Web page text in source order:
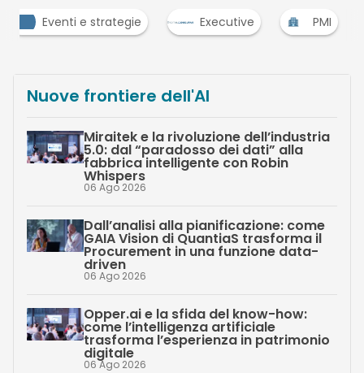
Eventi e strategie Executive
PMI
Nuove frontiere dell'AI
Miraitek e la rivoluzione dell’industria
5.0: dal “paradosso dei dati” alla
fabbrica intelligente con Robin
Whispers
06 Ago 2026
Dall’analisi alla pianificazione: come
GAIA Vision di QuantiaS trasforma il
Procurement in una funzione data-
driven
06 Ago 2026
Opper.ai e la sfida del know-how:
come l’intelligenza artificiale
trasforma l’esperienza in patrimonio
digitale
06 Ago 2026